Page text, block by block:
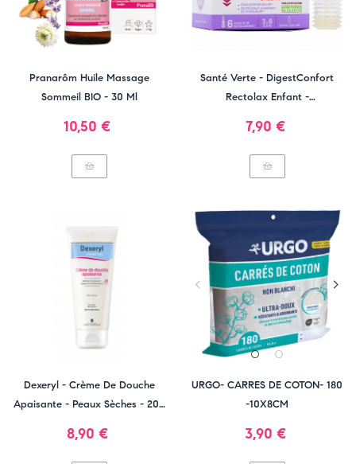
Pranarôm Huile Massage
Sommeil BIO - 30 Ml
Prix
10,50 €
Santé Verte - DigestConfort
Rectolax Enfant -
Prix
7,90 €
Dexeryl - Crème De Douche
Apaisante - Peaux Sèches - 200
Prix
8,90 €
URGO- CARRES DE COTON- 180
-10X8CM
Prix
3,90 €